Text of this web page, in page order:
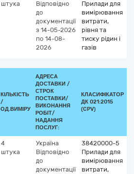
штука
Відповідно
до
документації
з 14-05-2026
по 14-08-
2026
Прилади для
вимірювання
витрати,
рівня та
тиску рідин і
газів
КІЛЬКІСТЬ
/
ОД.ВИМІРУ
АДРЕСА
ДОСТАВКИ /
СТРОК
ПОСТАВКИ/
ВИКОНАННЯ
РОБІТ/
НАДАННЯ
ПОСЛУГ:
КЛАСИФІКАТОР
ДК 021:2015
(CPV)
4
штука
Україна
Відповідно
до
документації
38420000-5
Прилади для
вимірювання
витрати,